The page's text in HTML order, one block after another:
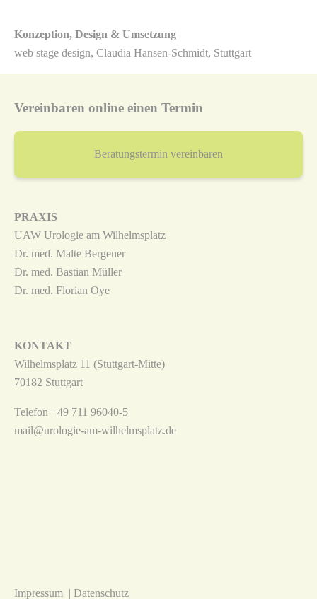
Konzeption, Design & Umsetzung
web stage design, Claudia Hansen-Schmidt, Stuttgart
PRAXIS
UAW Urologie am Wilhelmsplatz
Dr. med. Malte Bergener
Dr. med. Bastian Müller
Dr. med. Florian Oye
KONTAKT
Wilhelmsplatz 11 (Stuttgart-Mitte)
70182 Stuttgart
Telefon +49 711 96040-5
mail@urologie-am-wilhelmsplatz.de
Vereinbaren online einen Termin
Beratungstermin vereinbaren
Impressum | Datenschutz